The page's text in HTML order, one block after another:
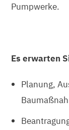
Pumpwerke.
Es erwarten
Planung,